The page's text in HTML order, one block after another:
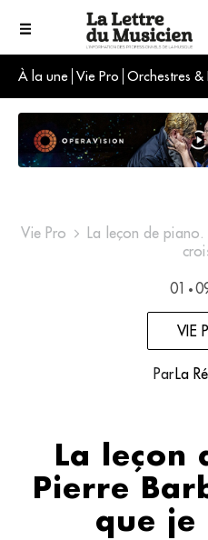
À la une Vie Pro Orchestres &
L'info
Le
Vie Pro
La leçon de
01 •
VIE
Par La
La leçon
Pierre
que je